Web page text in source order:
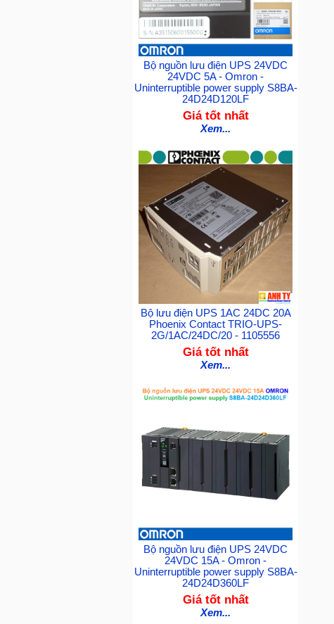
Bộ nguồn lưu điện UPS 24VDC
24VDC 5A - Omron -
Uninterruptible power supply S8BA-
24D24D120LF
Giá tốt nhất
Xem...
Bộ lưu điện UPS 1AC 24DC 20A
Phoenix Contact TRIO-UPS-
2G/1AC/24DC/20 - 1105556
Giá tốt nhất
Xem...
Bộ nguồn lưu điện UPS 24VDC
24VDC 15A - Omron -
Uninterruptible power supply S8BA-
24D24D360LF
Giá tốt nhất
Xem...